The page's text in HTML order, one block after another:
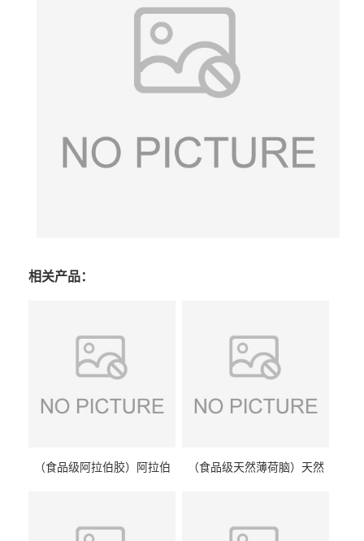
相关产品：
（食品级阿拉伯胶）阿拉伯
（食品级天然薄荷脑）天然